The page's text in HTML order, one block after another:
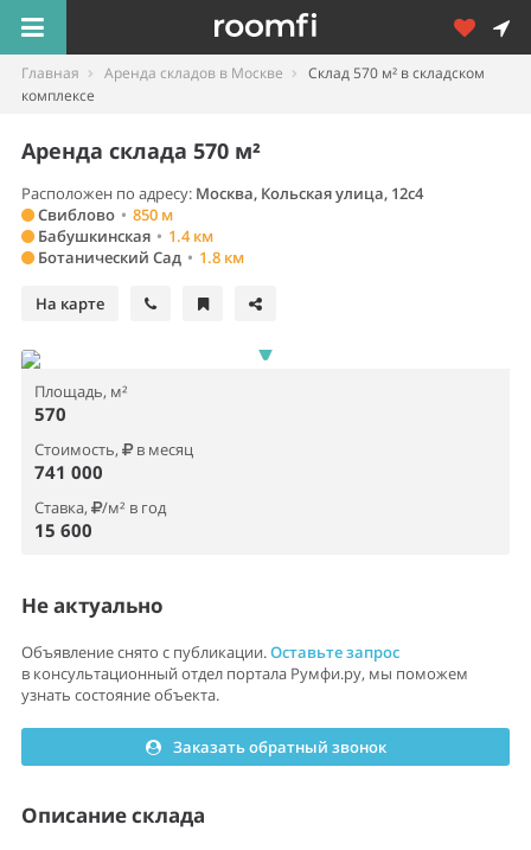
Главная Аренда складов в Москве
Склад 570 м² в складском
комплексе
Аренда склада 570 м²
Расположен по адресу: Москва, Кольская улица, 12с4
Свиблово • 850 м
Бабушкинская • 1.4 км
Ботанический Сад • 1.8 км
На карте
Площадь, м²
570
Стоимость, в месяц
741 000
Ставка, /м² в год
15 600
Не актуально
Объявление снято с публикации.Оставьте запрос
в консультационный отдел портала Румфи.ру, мы поможем
узнать состояние объекта.
Заказать обратный звонок
Описание склада